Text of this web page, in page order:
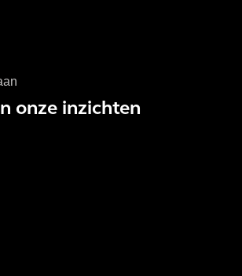
onze inzichten